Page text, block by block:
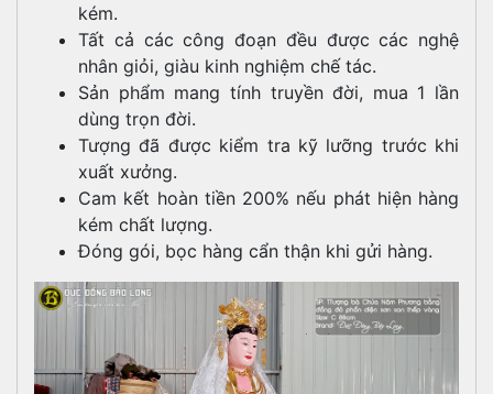
kém.
Tất cả các công đoạn đều được các nghệ
nhân giỏi, giàu kinh nghiệm chế tác.
Sản phẩm mang tính truyền đời, mua 1 lần
dùng trọn đời.
Tượng đã được kiểm tra kỹ lưỡng trước khi
xuất xưởng.
Cam kết hoàn tiền 200% nếu phát hiện hàng
kém chất lượng.
Đóng gói, bọc hàng cẩn thận khi gửi hàng.